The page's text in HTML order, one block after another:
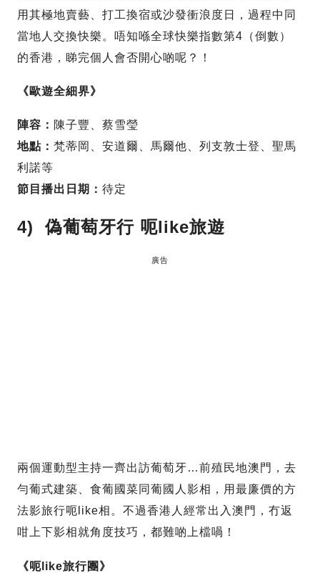
用其極地賣藝、打工換宿或沙發衝浪度日，過程中同
當地人交換快樂。唔知喺全球快樂指數第4（倒數）
的香港，睇完個人會否開心啲呢？！
《歐遊全細界》
陣容： 陳子豐、蔡雪瑩
地點： 梵蒂岡、安道爾、馬爾他、列支敦士登、聖馬
利諾等
節目播出日期： 待定
4) 偽葡萄牙行 呃like旅遊
廣告
兩個運動型主持一齊出訪葡萄牙…前殖民地澳門，去
勻葡式建築、食葡國菜同葡國人影相，用最廉價的方
法影旅行呃like相。不過香港人經常出入澳門，冇返
咁上下影相就角度技巧，都難啲上檔喎！
《呃like旅行團》